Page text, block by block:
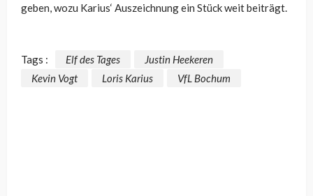
geben, wozu Karius‘ Auszeichnung ein Stück weit beiträgt.
Tags : Elf des Tages
Justin Heekeren
Kevin Vogt
Loris Karius VfL Bochum